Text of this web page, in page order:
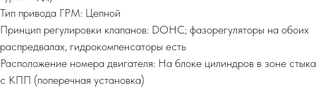
Тип привода ГРМ: Цепной
Принцип регулировки клапанов: DOHC; фазорегуляторы на обоих
распредвалах, гидрокомпенсаторы есть
Расположение номера двигателя: На блоке цилиндров в зоне стыка
с КПП (поперечная установка)